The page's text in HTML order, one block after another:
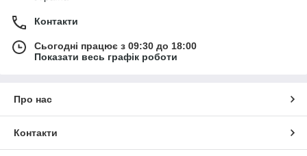
Контакти
Сьогодні працює з 09:30 до 18:00
Показати весь графік роботи
Про нас
Контакти